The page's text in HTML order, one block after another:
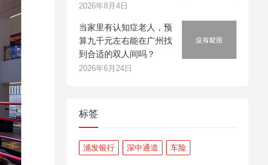
2026年8月4日
当家里有认知症老人，预
算九千元左右能在广州找
到合适的双人间吗？
2026年6月24日
标签
浦发银行 深中通道 车险